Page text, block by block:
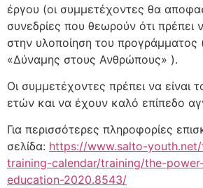
έργου (οι συμμετέχοντες θα
συνεδρίες που θεωρούν ότι πρέπει
στην υλοποίηση του προγράμματος
«Δύναμης στους Ανθρώπους» ).
Οι συμμετέχοντες πρέπει να είναι
ετών και να έχουν καλό επίπεδο
Για περισσότερες πληροφορίες
σελίδα: https://www.salto-
training-calendar/training/the-
education-2020.8543/